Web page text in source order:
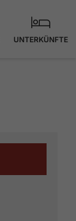
UNTERKÜNFTE